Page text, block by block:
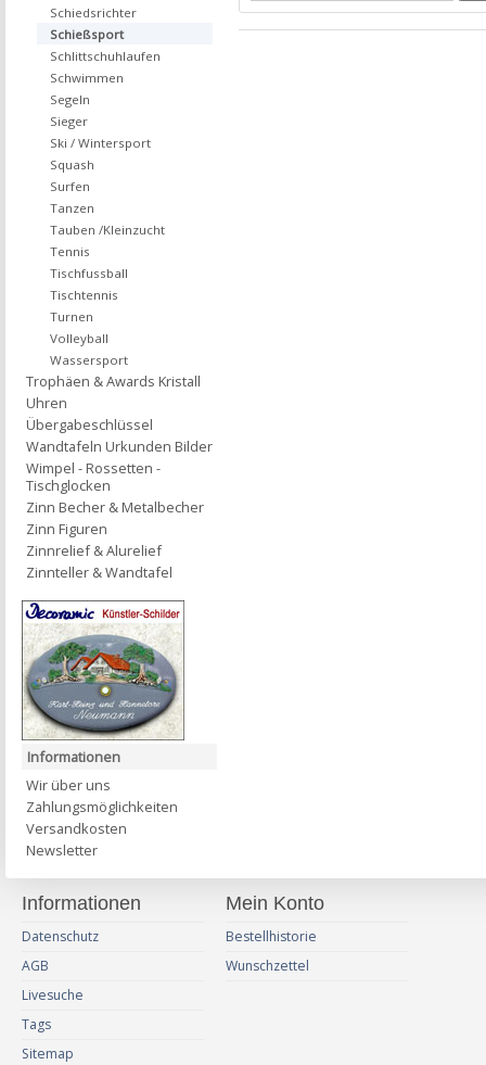
Schiedsrichter
Schießsport
Schlittschuhlaufen
Schwimmen
Segeln
Sieger
Ski / Wintersport
Squash
Surfen
Tanzen
Tauben /Kleinzucht
Tennis
Tischfussball
Tischtennis
Turnen
Volleyball
Wassersport
Trophäen & Awards Kristall
Uhren
Übergabeschlüssel
Wandtafeln Urkunden Bilder
Wimpel - Rossetten -
Tischglocken
Zinn Becher & Metalbecher
Zinn Figuren
Zinnrelief & Alurelief
Zinnteller & Wandtafel
Informationen
Wir über uns
Zahlungsmöglichkeiten
Versandkosten
Newsletter
Informationen
Datenschutz
AGB
Livesuche
Tags
Sitemap
Mein Konto
Bestellhistorie
Wunschzettel